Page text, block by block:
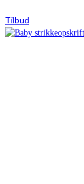
Tilbud